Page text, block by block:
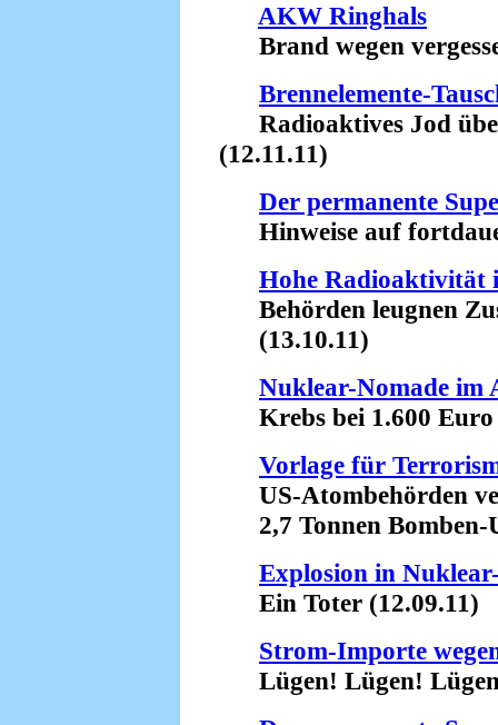
AKW Ringhals
Brand wegen
Brennelemente-
Radioaktives Jod
(12.11.11)
Der permanente
Hinweise auf
Hohe Radioaktivität
Behörden leugnen
(13.10.11)
Nuklear-Nomade im
Krebs bei 1.600 Euro
Vorlage für
US-Atombehörden
2,7 Tonnen Bomben-
Explosion in
Ein Toter (12.09.11)
Strom-Importe
Lügen! Lügen!